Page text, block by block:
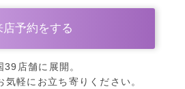
店予約をする
39店舗に展開。
気軽にお立ち寄りください。